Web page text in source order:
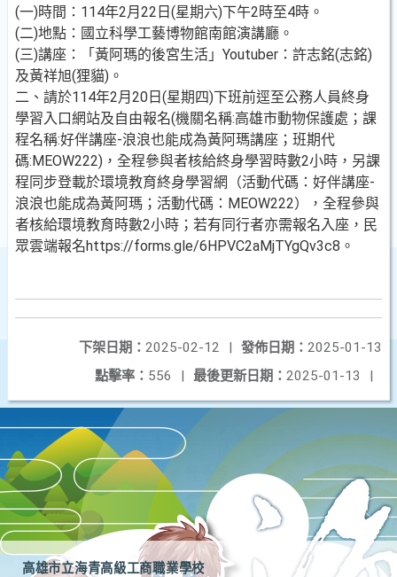
(一)時間：114年2月22日(星期六)下午2時至4時。
(二)地點：國立科學工藝博物館南館演講廳。
(三)講座：「黃阿瑪的後宮生活」Youtuber：許志銘(志銘)
及黃祥旭(狸貓)。
二、請於114年2月20日(星期四)下班前逕至公務人員終身
學習入口網站及自由報名(機關名稱:高雄市動物保護處；課
程名稱:好伴講座-浪浪也能成為黃阿瑪講座；班期代
碼:MEOW222)，全程參與者核給終身學習時數2小時，另課
程同步登載於環境教育終身學習網（活動代碼：好伴講座-
浪浪也能成為黃阿瑪；活動代碼：MEOW222），全程參與
者核給環境教育時數2小時；若有同行者亦需報名入座，民
眾雲端報名https://forms.gle/6HPVC2aMjTYgQv3c8。
發佈日期： 2025-01-13
下架日期： 2025-02-12
|
最後更新日期： 2025-01-13 |
點擊率： 556 |
高雄市立海青高級工商職業學校